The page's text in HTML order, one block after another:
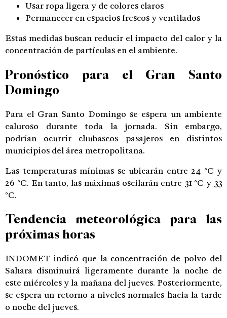
Usar ropa ligera y de colores claros
Permanecer en espacios frescos y ventilados
Estas medidas buscan reducir el impacto del calor y la
concentración de partículas en el ambiente.
Pronóstico para el Gran Santo
Domingo
Para el Gran Santo Domingo se espera un ambiente
caluroso durante toda la jornada. Sin embargo,
podrían ocurrir chubascos pasajeros en distintos
municipios del área metropolitana.
Las temperaturas mínimas se ubicarán entre 24 °C y
26 °C. En tanto, las máximas oscilarán entre 31 °C y 33
°C.
Tendencia meteorológica para las
próximas horas
INDOMET indicó que la concentración de polvo del
Sahara disminuirá ligeramente durante la noche de
este miércoles y la mañana del jueves. Posteriormente,
se espera un retorno a niveles normales hacia la tarde
o noche del jueves.